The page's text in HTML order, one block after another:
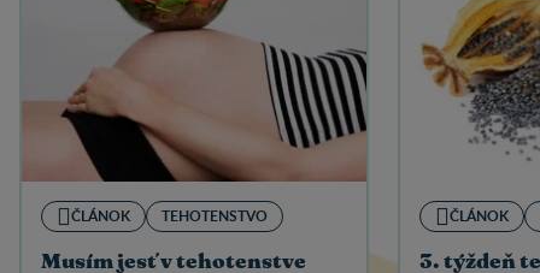
ČLÁNOK TEHOTENSTVO
Musím jesť v tehotenstve
ČLÁNOK
3. týždeň